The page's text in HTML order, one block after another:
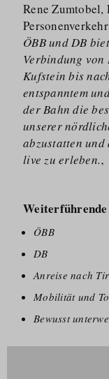
Rene Zumtobel,
ÖBB und DB
Verbindung von
Kufstein bis
entspanntem
der Bahn die
unserer
abzustatten
live zu erleben.‚
ÖBB
DB
Anreise nach
Mobilität und
Bewusst